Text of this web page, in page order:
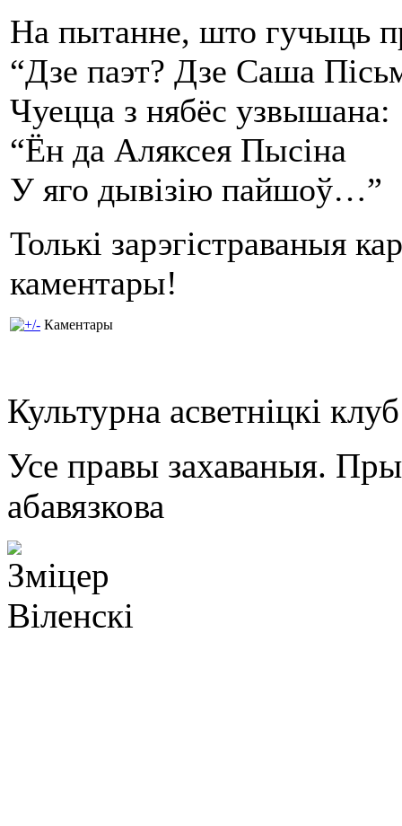
На пытанне, што гучыць
“Дзе паэт? Дзе Саша
Чуецца з нябёс узвышана:
“Ён да Аляксея Пысіна
У яго дывізію пайшоў…”
Толькі зарэгістраваныя
каментары!
Каментары
Культурна асветнiцкi
Усе правы захаваныя.
абавязкова